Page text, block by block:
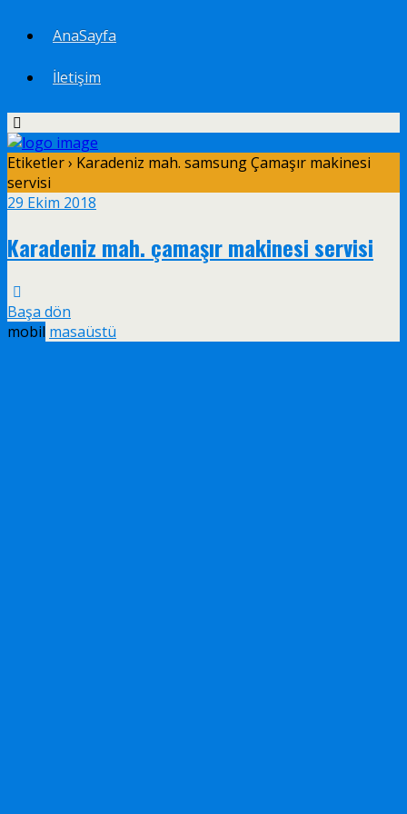
AnaSayfa
İletişim
Etiketler › Karadeniz mah. samsung Çamaşır makinesi
servisi
29 Ekim 2018
Karadeniz mah. çamaşır makinesi servisi
Başa dön
mobil masaüstü